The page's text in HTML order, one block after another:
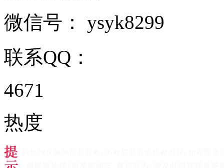
微信号： ysyk8299
联系QQ：
4671
热度